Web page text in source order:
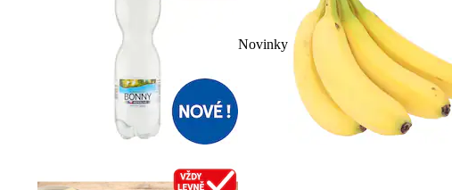
Novinky